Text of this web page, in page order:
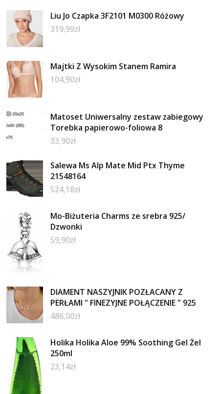
Liu Jo Czapka 3F2101 M0300 Różowy
319,99zł
Majtki Z Wysokim Stanem Ramira
104,90zł
Matoset Uniwersalny zestaw zabiegowy
Torebka papierowo-foliowa 8
33,90zł
Salewa Ms Alp Mate Mid Ptx Thyme
21548164
524,18zł
Mo-Biżuteria Charms ze srebra 925/
Dzwonki
59,90zł
DIAMENT NASZYJNIK POZŁACANY Z
PERŁAMI " FINEZYJNE POŁĄCZENIE " 925
486,00zł
Holika Holika Aloe 99% Soothing Gel Żel
250ml
23,14zł